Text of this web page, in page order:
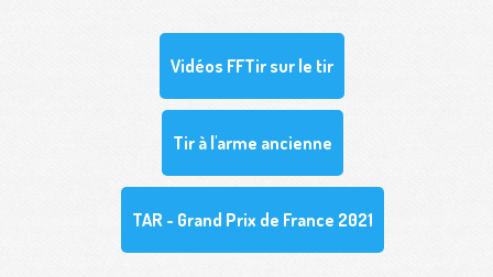
Vidéos FFTir sur le tir
Tir à l'arme ancienne
TAR - Grand Prix de France 2021